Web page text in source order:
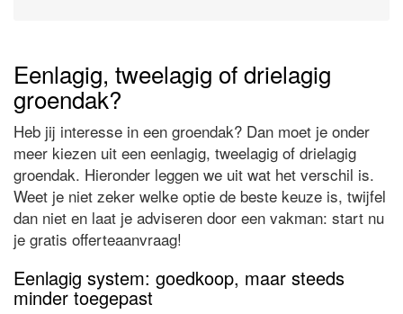
Eenlagig, tweelagig of drielagig
groendak?
Heb jij interesse in een groendak? Dan moet je onder
meer kiezen uit een eenlagig, tweelagig of drielagig
groendak. Hieronder leggen we uit wat het verschil is.
Weet je niet zeker welke optie de beste keuze is, twijfel
dan niet en laat je adviseren door een vakman: start nu
je gratis offerteaanvraag!
Eenlagig system: goedkoop, maar steeds
minder toegepast